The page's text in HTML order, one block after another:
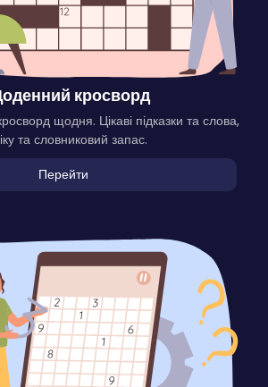
кросворд
щодня. Цікаві підказки та слова,
та словниковий запас.
Перейти